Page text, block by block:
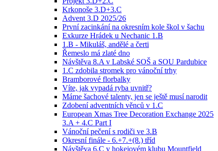
Krkonoše 3.D+3.C
Advent 3.D 2025/26
První zacinkání na okresním kole škol v šachu
Exkurze Hrádek u Nechanic 1.B
1.B - Mikuláš, andělé a čerti
Řemeslo má zlaté dno
Návštěva 8.A v Labské SOŠ a SOU Pardubice
1.C zdobila stromek pro vánoční trhy
Bramborové florbalky
Víte, jak vypadá ryba uvnitř?
Máme šachové talenty, jen se ještě musí narodit
Zdobení adventních věnců v 1.C
European Xmas Tree Decoration Exchange 2025
3.A + 4.C Part I
Vánoční pečení s rodiči ve 3.B
Okresní finále - 6.+7.+(8.) tříd
Návštěva 6.C v hokejovém klubu Mountfield